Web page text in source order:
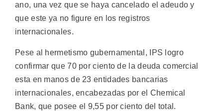
ano, una vez que se haya cancelado el adeudo y
que este ya no figure en los registros
internacionales.
Pese al hermetismo gubernamental, IPS logro
confirmar que 70 por ciento de la deuda comercial
esta en manos de 23 entidades bancarias
internacionales, encabezadas por el Chemical
Bank, que posee el 9,55 por ciento del total.